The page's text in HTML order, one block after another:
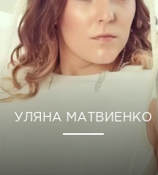
УЛЯНА МАТВИЕНКО